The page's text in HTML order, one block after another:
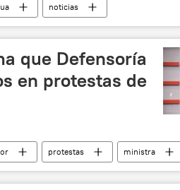
noticias
que Defensoría
en protestas de
protestas
ministra